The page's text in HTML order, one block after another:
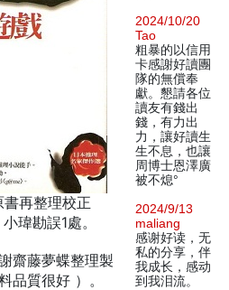
再整理校正
瑋勘誤1處。
齋藤夢蝶整理製
品質很好 ）。
2024/10/20
Tao
粗暴的以信用
卡感謝好讀團
隊的無償奉
獻。懇請各位
讀友有錢出
錢，有力出
力，讓好讀生
生不息，也讓
周博士恩澤廣
被不熄°
2024/9/13
maliang
感谢好读，无
私的分享，伴
我成长，感动
到我泪流。